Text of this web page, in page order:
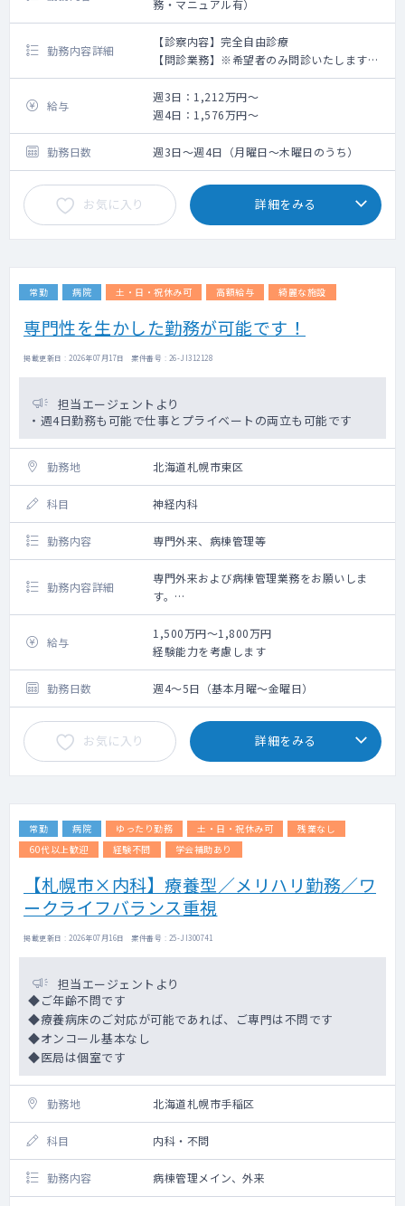
務・マニュアル有）
勤務内容詳細
【診察内容】完全自由診療
【問診業務】※希望者のみ問診いたします。
・症状を聞き、マニュアルに沿って検査プラ
ンを提案していただきます。
※視診あり
※外科的手術が必要な場合は、お近くのクリ
ニックを紹介していただきます。
→問診はおおよそ1人当たり5分程度、多い日
は20人以上の患者様をカウンセリングして頂
く予定です。
【薬の処方】
陽性者の場合再来院していただき、結果に沿
ンセリングして頂く予定です。
給与
週3日：1,212万円～
週4日：1,576万円～
勤務日数 週3日～週4日（月曜日～木曜日のうち）
お気に入り 詳細をみる
常勤 病院 土・日・祝休み可 高額給与 綺麗な施設
専門性を生かした勤務が可能です！
掲載更新日 : 2026年07月17日 案件番号 : 26-JI312128
担当エージェントより
・週4日勤務も可能で仕事とプライベートの両立も可能です
勤務地 北海道札幌市東区
科目 神経内科
勤務内容 専門外来、病棟管理等
勤務内容詳細
専門外来および病棟管理業務をお願いしま
す。
認知症や神経難病を抱える方の診察中心とな
ります。
病棟担当は相談の上決定いたします
給与
1,500万円～1,800万円
経験能力を考慮します
勤務日数 週4～5日（基本月曜～金曜日）
お気に入り 詳細をみる
常勤 病院 ゆったり勤務 土・日・祝休み可
残業なし
60代以上歓迎
経験不問 学会補助あり
【札幌市×内科】療養型／メリハリ勤務／ワ
ークライフバランス重視
掲載更新日 : 2026年07月16日 案件番号 : 25-JI300741
担当エージェントより
◆ご年齢不問です
◆療養病床のご対応が可能であれば、ご専門は不問です
◆オンコール基本なし
◆医局は個室です
勤務地 北海道札幌市手稲区
科目 内科・不問
勤務内容 病棟管理メイン、外来